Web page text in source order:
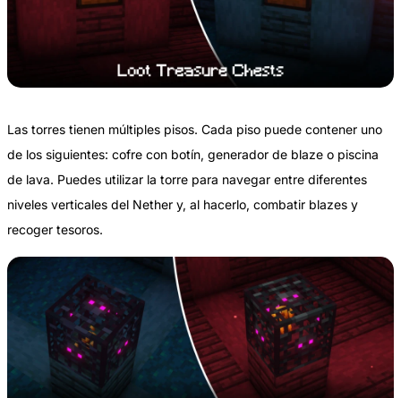
Las torres tienen múltiples pisos. Cada piso puede contener uno
de los siguientes: cofre con botín, generador de blaze o piscina
de lava. Puedes utilizar la torre para navegar entre diferentes
niveles verticales del Nether y, al hacerlo, combatir blazes y
recoger tesoros.